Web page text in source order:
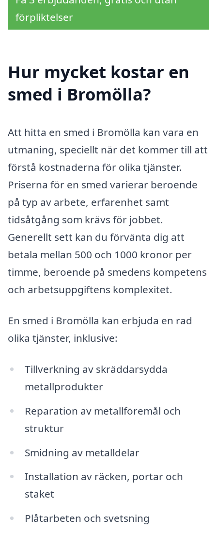
förpliktelser
Hur mycket kostar en
smed i Bromölla?
Att hitta en smed i Bromölla kan vara en
utmaning, speciellt när det kommer till att
förstå kostnaderna för olika tjänster.
Priserna för en smed varierar beroende
på typ av arbete, erfarenhet samt
tidsåtgång som krävs för jobbet.
Generellt sett kan du förvänta dig att
betala mellan 500 och 1000 kronor per
timme, beroende på smedens kompetens
och arbetsuppgiftens komplexitet.
En smed i Bromölla kan erbjuda en rad
olika tjänster, inklusive:
Tillverkning av skräddarsydda
metallprodukter
Reparation av metallföremål och
struktur
Smidning av metalldelar
Installation av räcken, portar och
staket
Plåtarbeten och svetsning